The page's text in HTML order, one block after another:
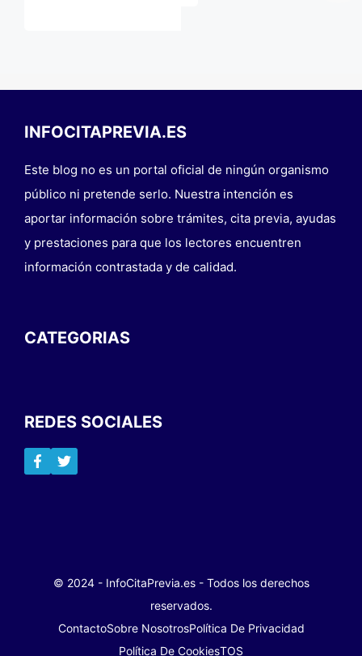
INFOCITAPREVIA.ES
Este blog no es un portal oficial de ningún organismo
público ni pretende serlo. Nuestra intención es
aportar información sobre trámites, cita previa, ayudas
y prestaciones para que los lectores encuentren
información contrastada y de calidad.
CATEGORIAS
REDES SOCIALES
© 2024 - InfoCitaPrevia.es - Todos los derechos
reservados.
ContactoSobre NosotrosPolítica De Privacidad
Política De CookiesTOS